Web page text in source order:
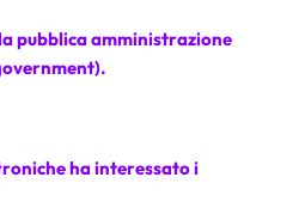
pubblica amministrazione
).
ha interessato i